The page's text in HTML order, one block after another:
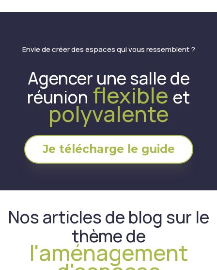
Envie de créer des espaces qui vous ressemblent ?
Agencer une salle de
réunion flexible et
polyvalente
Je télécharge le guide
Nos articles de blog sur le
thème de
l'aménagement